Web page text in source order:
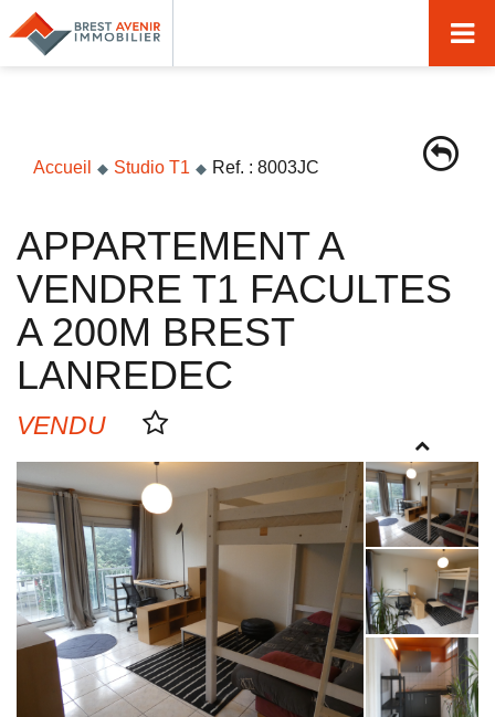
Accueil
Nos agences
Nos métiers
Syndic de copropriété
Transactions immobilières
Gestion locative
Experts locaux
Nous contacter
02 98 44 56 58
Gestion Locative
02 98 80 49 38
Syndic
Transaction
Accueil Studio T1 Ref. : 8003JC
APPARTEMENT A
VENDRE T1 FACULTES
A 200M BREST
LANREDEC
VENDU